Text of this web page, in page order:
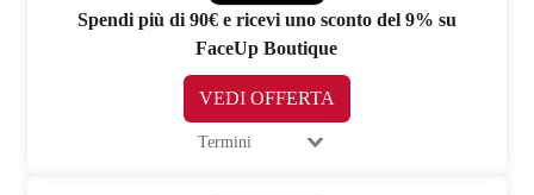
Spendi più di 90€ e ricevi uno sconto del 9% su
FaceUp Boutique
VEDI OFFERTA
Termini